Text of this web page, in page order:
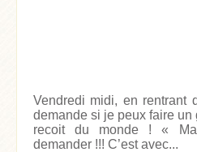
Vendredi midi, en rentrant
demande si je peux faire un
recoit du monde ! «
demander !!! C’est avec...